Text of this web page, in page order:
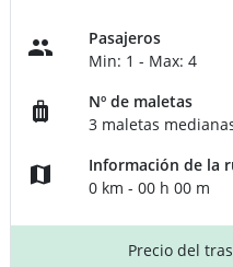
Pasajeros
Min: 1 - Max: 4
Nº de maletas
3 maletas
Información de la
0 km - 00 h 00 m
Precio del